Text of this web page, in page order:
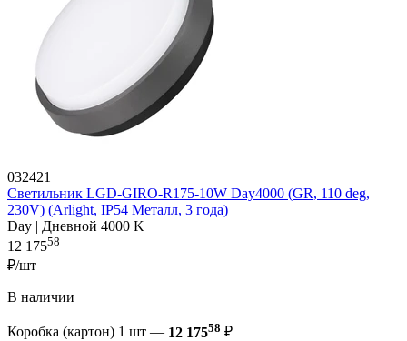
032421
Светильник LGD-GIRO-R175-10W Day4000 (GR, 110 deg,
230V) (Arlight, IP54 Металл, 3 года)
Day | Дневной 4000 K
12 17558
₽/шт
В наличии
Коробка (картон) 1 шт — 12 17558 ₽